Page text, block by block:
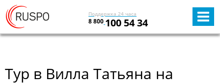
Поддержка 24 часа
8 800 100 54 34
Тур в Вилла Татьяна на